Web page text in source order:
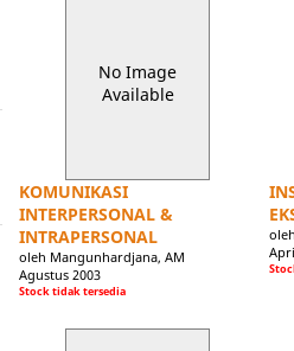
No Image
Available
KOMUNIKASI
INTERPERSONAL &
INTRAPERSONAL
oleh Mangunhardjana, AM
Agustus 2003
Stock tidak tersedia